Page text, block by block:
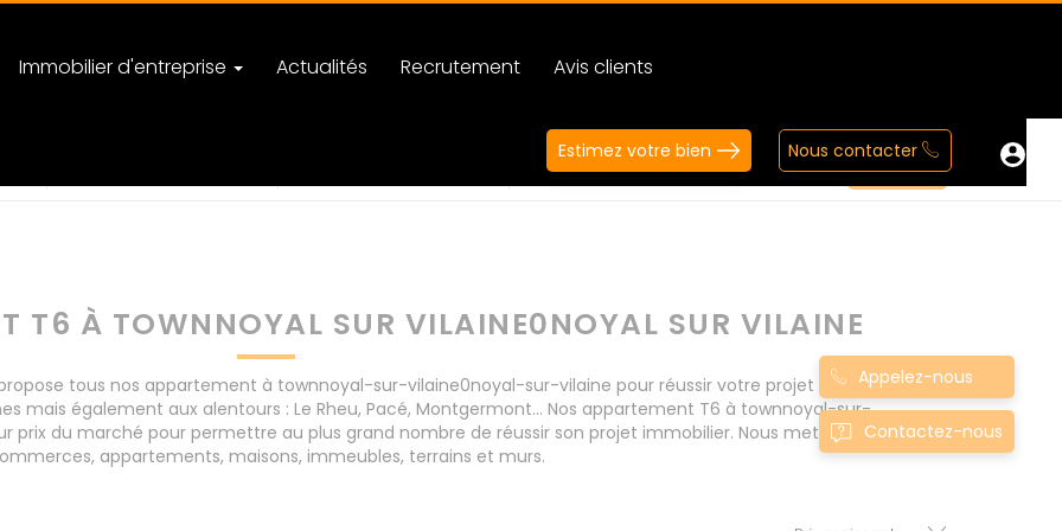
Immobilier d'entreprise Actualités Recrutement Avis clients
Estimez votre bien Nous contacter
T6 À TOWNNOYAL SUR VILAINE0NOYAL SUR VILAINE
tous nos appartement à townnoyal-sur-vilaine0noyal-sur-vilaine pour réussir votre projet immobilier d'
mais également aux alentours : Le Rheu, Pacé, Montgermont... Nos appartement T6 à townnoyal-sur-
prix du marché pour permettre au plus grand nombre de réussir son projet immobilier. Nous mettons à votre
appartements, maisons, immeubles, terrains et murs.
Appelez-nous
Contactez-nous